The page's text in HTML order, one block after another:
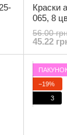
Краски
065, 8
56.00
45.22
−19%
3